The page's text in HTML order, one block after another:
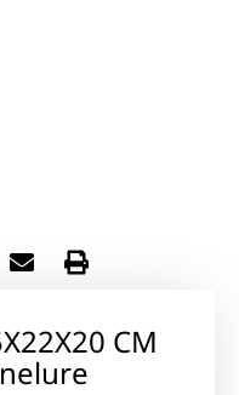
CM